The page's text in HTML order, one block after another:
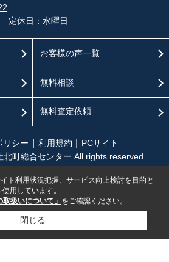
定休日：水曜日
お客様の声一覧
無料相談
無料査定依頼
リシー 利用規約
PCサイト
町総合センター All rights reserved.
ト利用状況把握、サービス向上検討を目的と
用しています。
取扱いについて」 をご確認ください。
閉じる